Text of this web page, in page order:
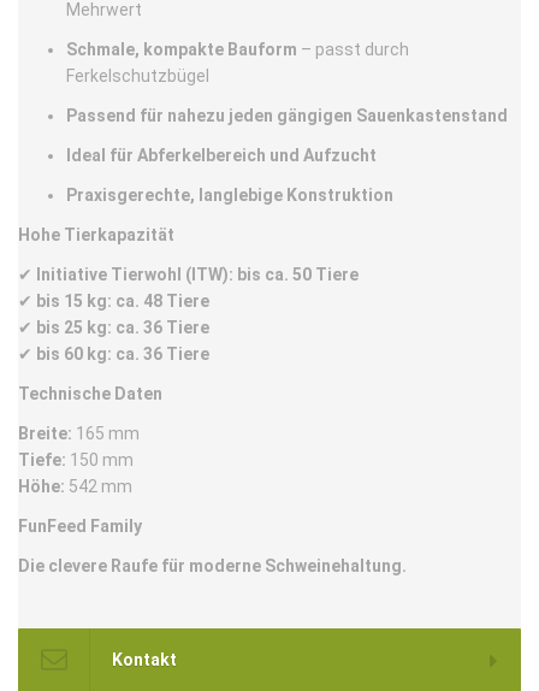
Mehrwert
Schmale, kompakte Bauform – passt durch
Ferkelschutzbügel
Passend für nahezu jeden gängigen Sauenkastenstand
Ideal für Abferkelbereich und Aufzucht
Praxisgerechte, langlebige Konstruktion
Hohe Tierkapazität
✔
Initiative Tierwohl (ITW): bis ca. 50 Tiere
✔ bis 15 kg: ca. 48 Tiere
✔ bis 25 kg: ca. 36 Tiere
✔ bis 60 kg: ca. 36 Tiere
Technische Daten
Breite: 165 mm
Tiefe: 150 mm
Höhe: 542 mm
FunFeed Family
Die clevere Raufe für moderne Schweinehaltung.
Kontakt